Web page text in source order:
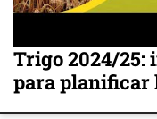
Trigo 2024/
para planificar